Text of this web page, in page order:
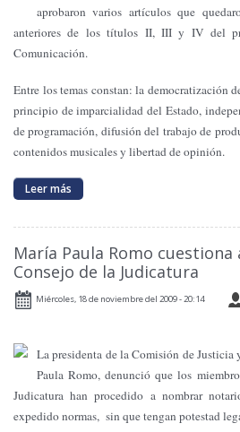
aprobaron varios artículos que
anteriores de los títulos II, III y IV del
Comunicación.
Entre los temas constan: la democratización
principio de imparcialidad del Estado,
de programación, difusión del trabajo de
contenidos musicales y libertad de opinión.
Leer más
María Paula Romo
Consejo de la Judicatura
Miércoles, 18 de noviembre del 2009 - 20:14
La presidenta dela Comisión de Justicia
Paula Romo, denunció que los
Judicatura han procedido a nombrar
expedido normas, sin que tengan potestad